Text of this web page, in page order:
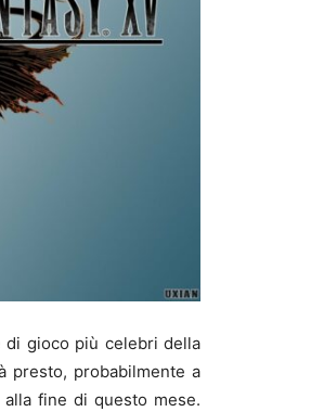
di gioco più celebri della
presto, probabilmente a
fine di questo mese.